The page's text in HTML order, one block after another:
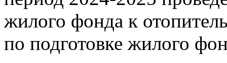
жилого фонда к
по подготовке жилого